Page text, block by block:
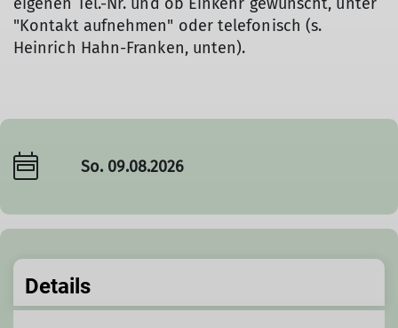
"Kontakt aufnehmen" oder telefonisch (s.
Heinrich Hahn-Franken, unten).
So. 09.08.2026
Details